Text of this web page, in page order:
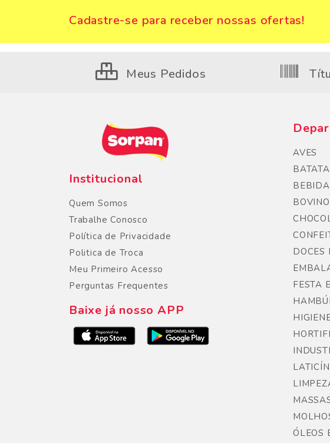
Cadastre-se para receber nossas ofertas!
Meus Pedidos
Institucional
Quem Somos
Trabalhe Conosco
Política de Privacidade
Politica de Troca
Meu Primeiro Acesso
Perguntas Frequentes
Baixe já nosso APP
AVES
DOCES
FESTA
ÓLEOS